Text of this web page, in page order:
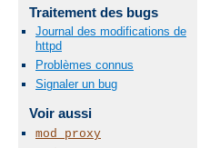
Traitement des bugs
Journal des modifications de
httpd
Problèmes connus
Signaler un bug
Voir aussi
mod_proxy